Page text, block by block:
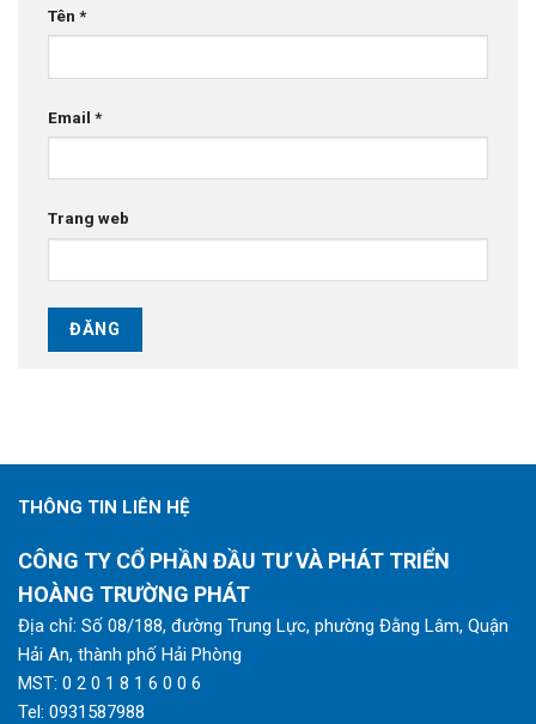
Tên *
Email *
Trang web
THÔNG TIN LIÊN HỆ
CÔNG TY CỔ PHẦN ĐẦU TƯ VÀ PHÁT TRIỂN
HOÀNG TRƯỜNG PHÁT
Địa chỉ: Số 08/188, đường Trung Lực, phường Đằng Lâm, Quận
Hải An, thành phố Hải Phòng
MST: 0 2 0 1 8 1 6 0 0 6
Tel: 0931587988